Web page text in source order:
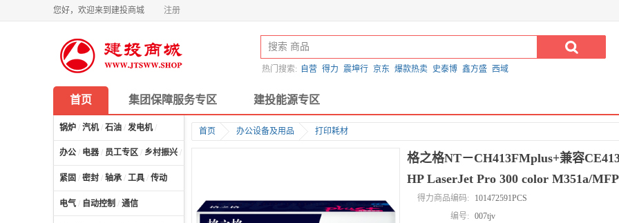
您好，欢迎来到建投商城 注册
热门搜索: 自营 得力 震坤行 京东 爆款热卖 史泰博 鑫方盛 西域
首页 集团保障服务专区 建投能源专区
锅炉 / 汽机/ 石油 / 发电机/
办公 / 电器 / 员工专区 / 乡村振兴 /
紧固 / 密封 / 轴承 / 工具 / 传动
电气 / 自动控制 / 通信
首页 办公设备及用品 打印耗材
格之格NT－CH413FMplus+兼容
HP LaserJet Pro 300 color M351a/
得力商品编码:
101472591PCS
编号:
007tjv